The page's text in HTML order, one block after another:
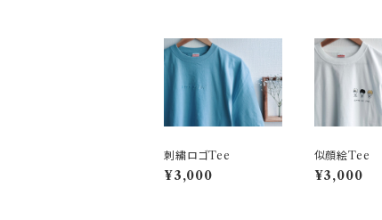
刺繍ロゴTee
¥3,000
似顔絵Tee
¥3,000